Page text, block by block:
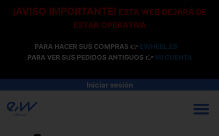
¡AVISO IMPORTANTE! ESTA WEB DEJARÁ DE
ESTAR OPERATIVA
PARA HACER SUS COMPRAS 👉 EWHEEL.ES
PARA VER SUS PEDIDOS ANTIGUOS 👉 MI CUENTA
Iniciar sesión